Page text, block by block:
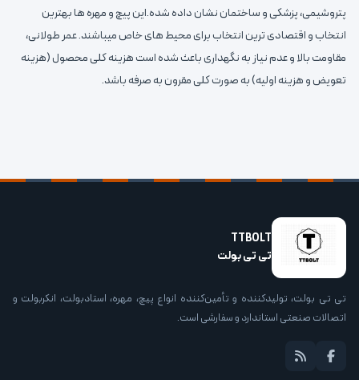
پتروشیمی، پزشکی و ساختمان نشان داده شده.این پیچ و مهره ها بهترین
انتخاب و اقتصادی ترین انتخاب برای محیط های خاص میباشند. عمر طولانی،
مقاومت بالا و عدم نیاز به نگهداری باعث شده است هزینه کلی محصول (هزینه
تعویض و هزینه اولیه) به صورت کلی مقرون به صرفه باشد.
TTBOLT
تی تی بولت
تی تی بولت، تولیدکننده و تأمین‌کننده انواع پیچ، مهره، استادبولت، انکربولت و
اتصالات صنعتی استاندارد و سفارشی است.